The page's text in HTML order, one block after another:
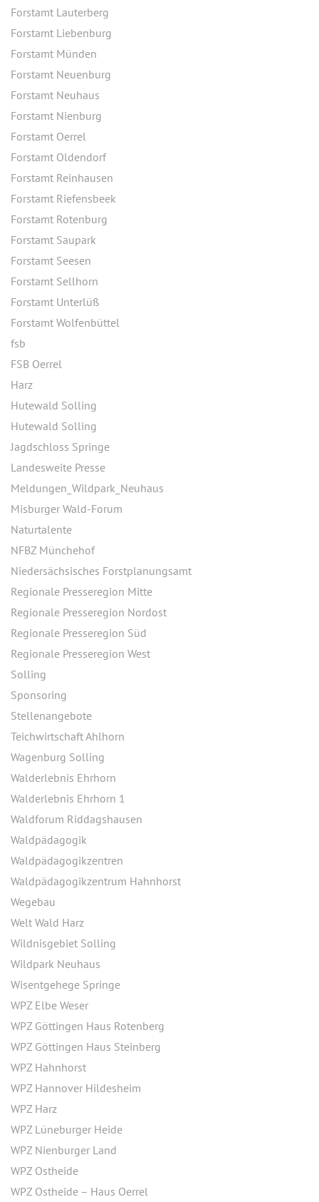
Forstamt Lauterberg
Forstamt Liebenburg
Forstamt Münden
Forstamt Neuenburg
Forstamt Neuhaus
Forstamt Nienburg
Forstamt Oerrel
Forstamt Oldendorf
Forstamt Reinhausen
Forstamt Riefensbeek
Forstamt Rotenburg
Forstamt Saupark
Forstamt Seesen
Forstamt Sellhorn
Forstamt Unterlüß
Forstamt Wolfenbüttel
fsb
FSB Oerrel
Harz
Hutewald Solling
Hutewald Solling
Jagdschloss Springe
Landesweite Presse
Meldungen_Wildpark_Neuhaus
Misburger Wald-Forum
Naturtalente
NFBZ Münchehof
Niedersächsisches Forstplanungsamt
Regionale Presseregion Mitte
Regionale Presseregion Nordost
Regionale Presseregion Süd
Regionale Presseregion West
Solling
Sponsoring
Stellenangebote
Teichwirtschaft Ahlhorn
Wagenburg Solling
Walderlebnis Ehrhorn
Walderlebnis Ehrhorn 1
Waldforum Riddagshausen
Waldpädagogik
Waldpädagogikzentren
Waldpädagogikzentrum Hahnhorst
Wegebau
Welt Wald Harz
Wildnisgebiet Solling
Wildpark Neuhaus
Wisentgehege Springe
WPZ Elbe Weser
WPZ Göttingen Haus Rotenberg
WPZ Göttingen Haus Steinberg
WPZ Hahnhorst
WPZ Hannover Hildesheim
WPZ Harz
WPZ Lüneburger Heide
WPZ Nienburger Land
WPZ Ostheide
WPZ Ostheide – Haus Oerrel